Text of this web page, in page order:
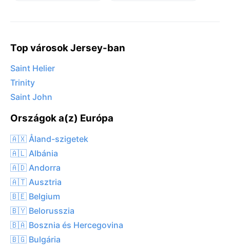
Top városok Jersey-ban
Saint Helier
Trinity
Saint John
Országok a(z) Európa
🇦🇽 Åland-szigetek
🇦🇱 Albánia
🇦🇩 Andorra
🇦🇹 Ausztria
🇧🇪 Belgium
🇧🇾 Belorusszia
🇧🇦 Bosznia és Hercegovina
🇧🇬 Bulgária